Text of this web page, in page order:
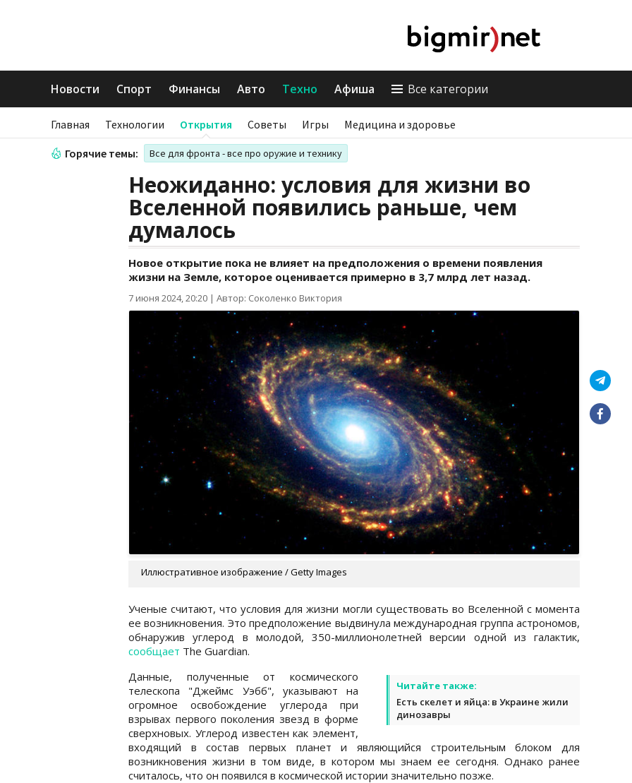
Новости Спорт Финансы Авто Техно Афиша Все категории
Главная Технологии Открытия Советы Игры Медицина и здоровье
Горячие темы: Все для фронта - все про оружие и технику
Неожиданно: условия для жизни во
Вселенной появились раньше, чем
думалось
Новое открытие пока не влияет на предположения о времени появления
жизни на Земле, которое оценивается примерно в 3,7 млрд лет назад.
7 июня 2024, 20:20 | Автор: Соколенко Виктория
Иллюстративное изображение / Getty Images
Ученые считают, что условия для жизни могли существовать во Вселенной с момента
ее возникновения. Это предположение выдвинула международная группа астрономов,
обнаружив углерод в молодой, 350-миллионолетней версии одной из галактик,
сообщает The Guardian.
Читайте также:
Есть скелет и яйца: в Украине жили
динозавры
Данные, полученные от космического
телескопа "Джеймс Уэбб", указывают на
огромное освобождение углерода при
взрывах первого поколения звезд в форме
сверхновых. Углерод известен как элемент,
входящий в состав первых планет и являющийся строительным блоком для
возникновения жизни в том виде, в котором мы знаем ее сегодня. Однако ранее
считалось, что он появился в космической истории значительно позже.